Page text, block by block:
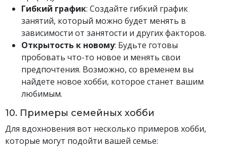
Гибкий график: Создайте гибкий график
занятий, который можно будет менять в
зависимости от занятости и других факторов.
Открытость к новому: Будьте готовы
пробовать что-то новое и менять свои
предпочтения. Возможно, со временем вы
найдете новое хобби, которое станет вашим
любимым.
10. Примеры семейных хобби
Для вдохновения вот несколько примеров хобби,
которые могут подойти вашей семье: